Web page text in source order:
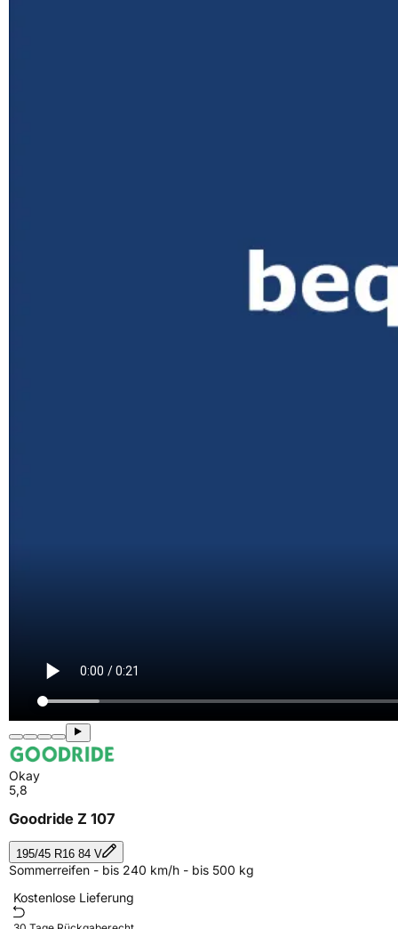
Okay
5,8
Goodride Z 107
195/45 R16 84 V
Sommerreifen - bis 240 km/h - bis 500 kg
Kostenlose Lieferung